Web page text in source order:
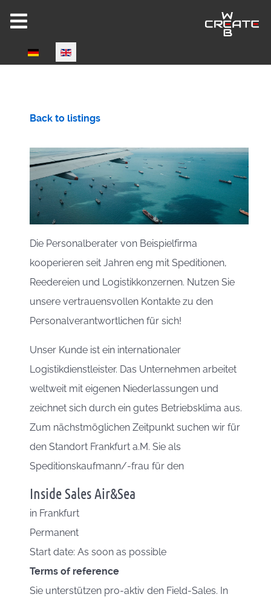
Select your language
CW-HIRE DEMO
Back to listings
Die Personalberater von Beispielfirma
kooperieren seit Jahren eng mit Speditionen,
Reedereien und Logistikkonzernen. Nutzen Sie
unsere vertrauensvollen Kontakte zu den
Personalverantwortlichen für sich!
Unser Kunde ist ein internationaler
Logistikdienstleister. Das Unternehmen arbeitet
weltweit mit eigenen Niederlassungen und
zeichnet sich durch ein gutes Betriebsklima aus.
Zum nächstmöglichen Zeitpunkt suchen wir für
den Standort Frankfurt a.M. Sie als
Speditionskaufmann/-frau für den
Inside Sales Air&Sea
in Frankfurt
Permanent
Start date: As soon as possible
Terms of reference
Sie unterstützen pro-aktiv den Field-Sales. In